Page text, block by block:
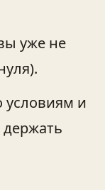
уже не
условиям и